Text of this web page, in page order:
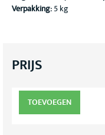
Verpakking:5 kg
PRIJS
TOEVOEGEN